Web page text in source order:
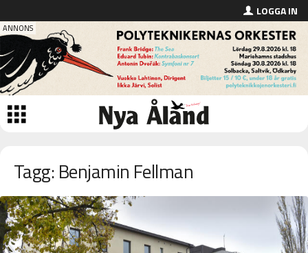
LOGGA IN
Tagg: Benjamin Fellman